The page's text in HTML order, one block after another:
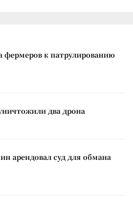
фермеров к патрулированию
два дрона
арендовал суд для обмана